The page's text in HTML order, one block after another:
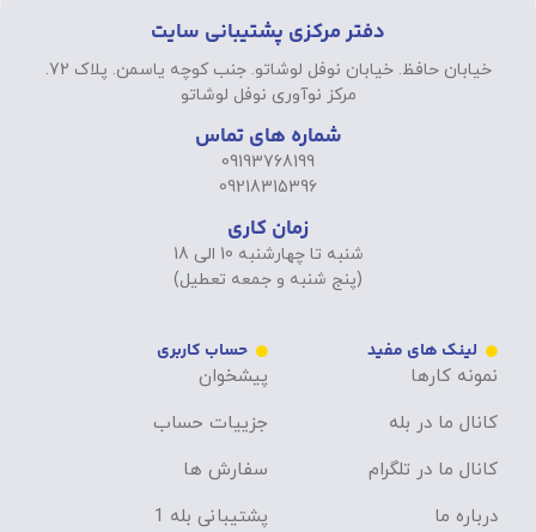
دفتر مرکزی پشتیبانی سایت
خیابان حافظ. خیابان نوفل لوشاتو. جنب کوچه یاسمن. پلاک 72.
مرکز نوآوری نوفل لوشاتو
شماره های تماس
09193768199
09218315396
زمان کاری
شنبه تا چهارشنبه 10 الی 18
(پنج شنبه و جمعه تعطیل)
لینک های مفید
نمونه کارها
کانال ما در بله
کانال ما در تلگرام
درباره ما
حساب کاربری
پیشخوان
جزییات حساب
سفارش ها
پشتیبانی بله 1